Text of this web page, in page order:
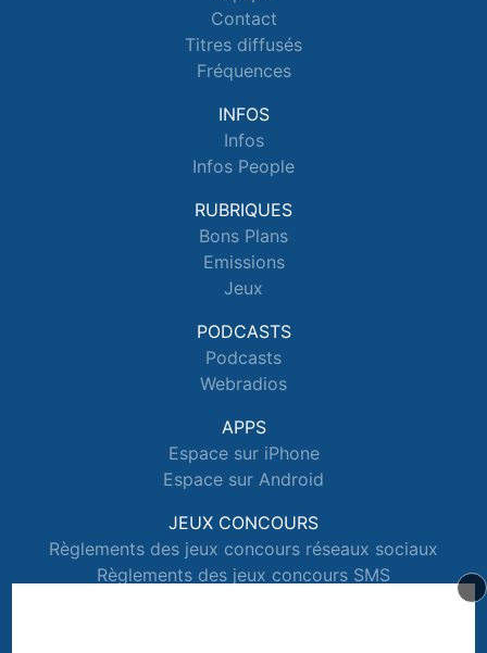
Contact
Titres diffusés
Fréquences
INFOS
Infos
Infos People
RUBRIQUES
Bons Plans
Emissions
Jeux
PODCASTS
Podcasts
Webradios
APPS
Espace sur iPhone
Espace sur Android
JEUX CONCOURS
Règlements des jeux concours réseaux sociaux
Règlements des jeux concours SMS